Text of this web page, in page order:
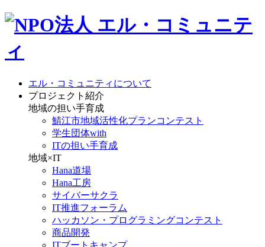
エル・コミュニティについて
プロジェクト紹介
地域の担い手育成
鯖江市地域活性化プランコンテスト
学生団体with
ITの担い手育成
地域×IT
Hana道場
Hana工房
サイバーサクラ
IT推進フォーラム
ハッカソン・プログラミングコンテスト
商品開発
ITブートキャンプ